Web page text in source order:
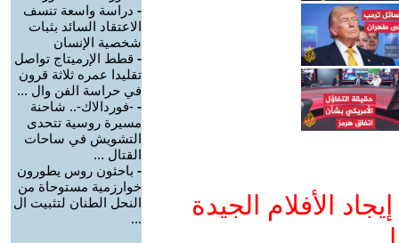
الأفلام الجيدة
- دراسة واسعة تنسف
الاعتقاد السائد بثبات
شخصية الإنسان
- قطط الإرميتاج تواصل
تقليدا عمره ثلاثة قرون
في حراسة الفن وال ...
- -فوردالاك-.. شاحنة
مسيرة روسية تتحدى
التشويش في ساحات
القتال ...
- باحثون روس يطورون
خوارزمية مستوحاة من
النحل الطنان لتثبيت ال
...